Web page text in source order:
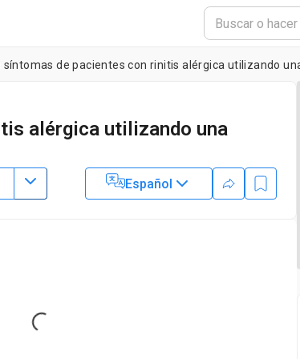
síntomas de pacientes con rinitis alérgica utilizando
alérgica utilizando una
Español
Loading...